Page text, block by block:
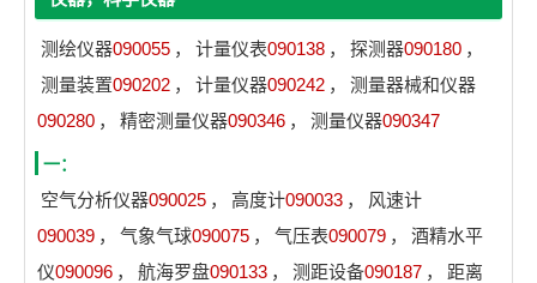
测绘仪器090055 ， 计量仪表090138 ， 探测器090180 ，
测量装置090202 ， 计量仪器090242 ，
测量器械和仪器
090280 ， 精密测量仪器090346 ， 测量仪器090347
一：
空气分析仪器090025 ， 高度计090033 ，
风速计
090039 ， 气象气球090075 ， 气压表090079 ，
酒精水平
仪090096 ， 航海罗盘090133 ， 测距设备090187 ，
距离